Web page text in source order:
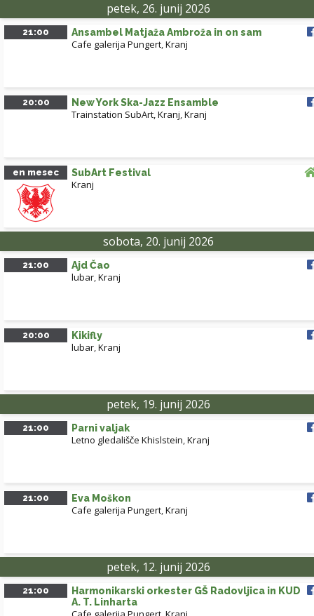
petek, 26. junij 2026
21:00 Ansambel Matjaža Ambroža in on sam
Cafe galerija Pungert,Kranj
20:00 New York Ska-Jazz Ensamble
Trainstation SubArt, Kranj,Kranj
en mesec SubArt Festival
Kranj
sobota, 20. junij 2026
21:00 Ajd Čao
lubar,Kranj
20:00 Kikifly
lubar,Kranj
petek, 19. junij 2026
21:00 Parni valjak
Letno gledališče Khislstein,Kranj
21:00 Eva Moškon
Cafe galerija Pungert,Kranj
petek, 12. junij 2026
21:00
Harmonikarski orkester GŠ Radovljica in KUD
A. T. Linharta